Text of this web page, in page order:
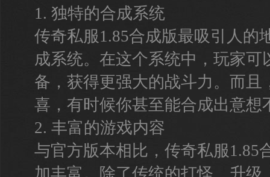
1. 独特的合成系统
传奇私服1.85合成版最吸引人的
成系统。在这个系统中，玩家可
备，获得更强大的战斗力。而且
喜，有时候你甚至能合成出意想
2. 丰富的游戏内容
与官方版本相比，传奇私服1.85
加丰富。除了传统的打怪、升级